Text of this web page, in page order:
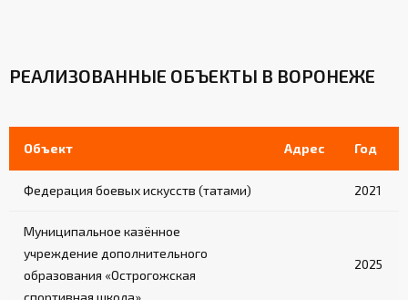
периметру ринга
Обеспечивает равномерное натяжение
2-3 лестницы в комплекте (в зависимости
от модели)
РЕАЛИЗОВАННЫЕ ОБЪЕКТЫ В ВОРОНЕЖЕ
Объект Адрес Год
Федерация боевых искусств (татами) 2021
Муниципальное казённое
учреждение дополнительного
образования «Острогожская
спортивная школа»
2025